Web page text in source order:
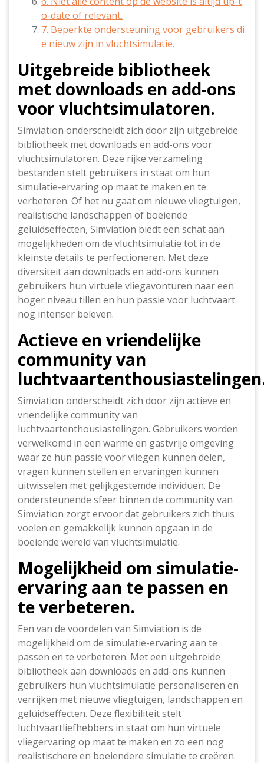
o-date of relevant.
7. Beperkte ondersteuning voor gebruikers di
e nieuw zijn in vluchtsimulatie.
Uitgebreide bibliotheek
met downloads en add-ons
voor vluchtsimulatoren.
Simviation onderscheidt zich door zijn uitgebreide
bibliotheek met downloads en add-ons voor
vluchtsimulatoren. Deze rijke verzameling
bestanden stelt gebruikers in staat om hun
simulatie-ervaring op maat te maken en te
verbeteren. Of het nu gaat om nieuwe vliegtuigen,
realistische landschappen of boeiende
geluidseffecten, Simviation biedt een schat aan
mogelijkheden om de vluchtsimulatie tot in de
kleinste details te perfectioneren. Met deze
diversiteit aan downloads en add-ons kunnen
gebruikers hun virtuele vliegavonturen naar een
hoger niveau tillen en hun passie voor luchtvaart
nog intenser beleven.
Actieve en vriendelijke
community van
Simviation onderscheidt zich door zijn actieve en
vriendelijke community van
luchtvaartenthousiastelingen. Gebruikers worden
verwelkomd in een warme en gastvrije omgeving
waar ze hun passie voor vliegen kunnen delen,
vragen kunnen stellen en ervaringen kunnen
uitwisselen met gelijkgestemde individuen. De
ondersteunende sfeer binnen de community van
Simviation zorgt ervoor dat gebruikers zich thuis
voelen en gemakkelijk kunnen opgaan in de
boeiende wereld van vluchtsimulatie.
Mogelijkheid om simulatie-
ervaring aan te passen en
te verbeteren.
Een van de voordelen van Simviation is de
mogelijkheid om de simulatie-ervaring aan te
passen en te verbeteren. Met een uitgebreide
bibliotheek aan downloads en add-ons kunnen
gebruikers hun vluchtsimulatie personaliseren en
verrijken met nieuwe vliegtuigen, landschappen en
geluidseffecten. Deze flexibiliteit stelt
luchtvaartliefhebbers in staat om hun virtuele
vliegervaring op maat te maken en zo een nog
realistischere en boeiendere simulatie te creëren.